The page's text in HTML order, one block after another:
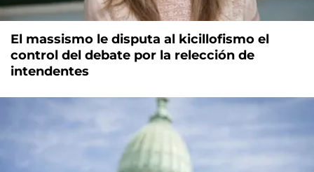
El massismo le disputa al kicillofismo el
control del debate por la relección de
intendentes